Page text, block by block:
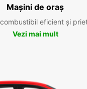
Mașini de oraș
eficient și
Vezi mai mult